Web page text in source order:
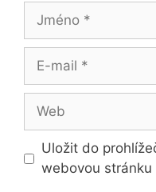
Jméno
Web
Uložit do
webovou